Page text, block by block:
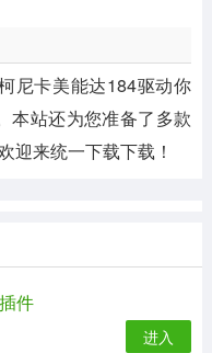
尼卡美能达184驱动你
本站还为您准备了多款
迎来统一下载下载！
件
进入